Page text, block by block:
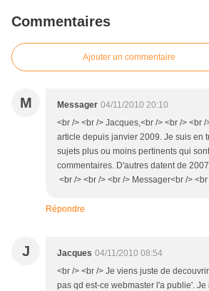
Commentaires
Ajouter un commentaire
M Messager 04/11/2010 20:10
<br /> <br /> Jacques,<br /> <br /> <br
article depuis janvier 2009. Je suis en
sujets plus ou moins pertinents qui
commentaires. D'autres datent de
<br /> <br /> <br /> Messager<br />
Répondre
J Jacques 04/11/2010 08:54
<br /> <br /> Je viens juste de
pas qd est-ce webmaster l'a publie'. Je